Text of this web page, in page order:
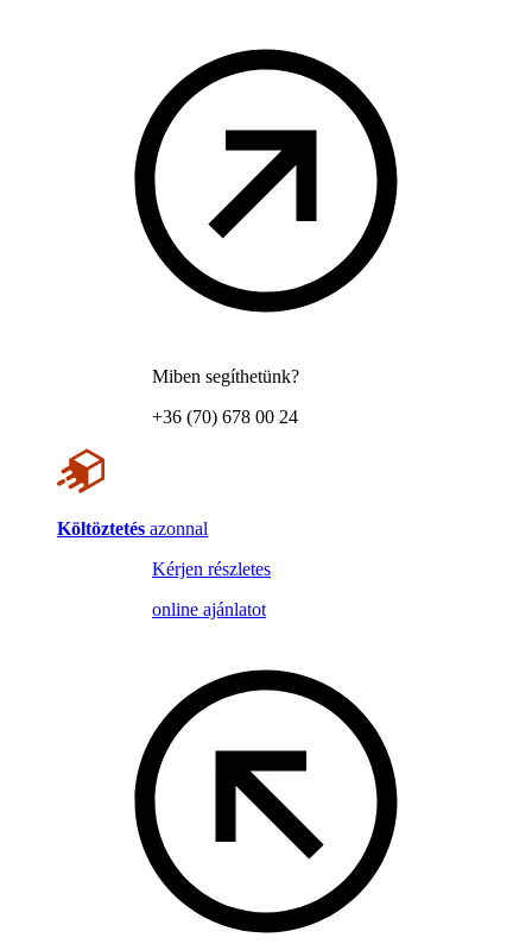
Miben segíthetünk?
+36 (70) 678 00 24
Költöztetés azonnal
Kérjen részletes
online ajánlatot